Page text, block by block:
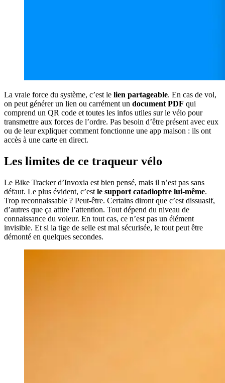
La vraie force du système, c’est le lien partageable. En cas de vol,
on peut générer un lien ou carrément un document PDF qui
comprend un QR code et toutes les infos utiles sur le vélo pour
transmettre aux forces de l’ordre. Pas besoin d’être présent avec eux
ou de leur expliquer comment fonctionne une app maison : ils ont
accès à une carte en direct.
Les limites de ce traqueur vélo
Le Bike Tracker d’Invoxia est bien pensé, mais il n’est pas sans
défaut. Le plus évident, c’est le support catadioptre lui-même.
Trop reconnaissable ? Peut-être. Certains diront que c’est dissuasif,
d’autres que ça attire l’attention. Tout dépend du niveau de
connaissance du voleur. En tout cas, ce n’est pas un élément
invisible. Et si la tige de selle est mal sécurisée, le tout peut être
démonté en quelques secondes.